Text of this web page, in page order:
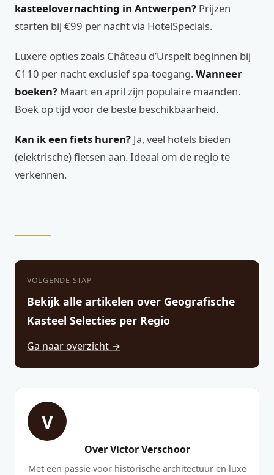
kasteelovernachting in Antwerpen? Prijzen
starten bij €99 per nacht via HotelSpecials.
Luxere opties zoals Château d’Urspelt beginnen bij
€110 per nacht exclusief spa-toegang.Wanneer
boeken? Maart en april zijn populaire maanden.
Boek op tijd voor de beste beschikbaarheid.
Kan ik een fiets huren? Ja, veel hotels bieden
(elektrische) fietsen aan. Ideaal om de regio te
verkennen.
VOLGENDE STAP
Bekijk alle artikelen over Geografische
Kasteel Selecties per Regio
Ga naar overzicht →
V
Over Victor Verschoor
Met een passie voor historische architectuur en luxe